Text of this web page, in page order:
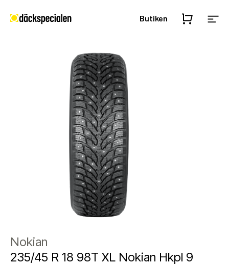
Butiken
Nokian
235/45 R 18 98T XL Nokian Hkpl 9